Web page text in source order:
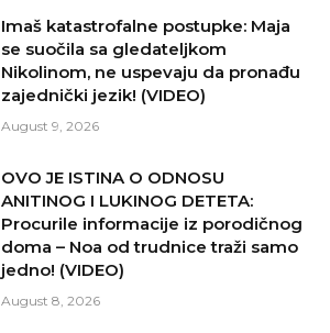
Imaš katastrofalne postupke: Maja
se suočila sa gledateljkom
Nikolinom, ne uspevaju da pronađu
zajednički jezik! (VIDEO)
August 9, 2026
OVO JE ISTINA O ODNOSU
ANITINOG I LUKINOG DETETA:
Procurile informacije iz porodičnog
doma – Noa od trudnice traži samo
jedno! (VIDEO)
August 8, 2026